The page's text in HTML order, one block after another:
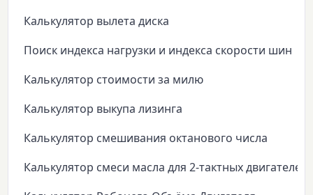
Калькулятор вылета диска
Поиск индекса нагрузки и индекса скорости шин
Калькулятор стоимости за милю
Калькулятор выкупа лизинга
Калькулятор смешивания октанового числа
Калькулятор смеси масла для 2-тактных двигателей